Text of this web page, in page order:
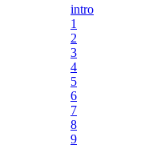
intro
1
2
3
4
5
6
7
8
9